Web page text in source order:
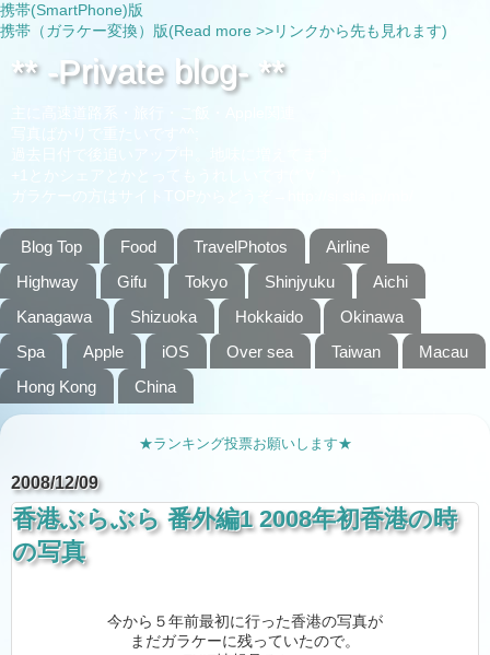
携帯(SmartPhone)版
携帯（ガラケー変換）版(Read more >>リンクから先も見れます)
** -Private blog- **
Blog Top Food TravelPhotos
Airline
Highway
Gifu Tokyo Shinjyuku
Aichi
Kanagawa
Shizuoka Hokkaido
Okinawa
Spa
Apple iOS Over sea Taiwan
Macau
Hong Kong
China
★ランキング投票お願いします★
2008/12/09
香港ぶらぶら 番外編1 2008年初香港の時
の写真
今から５年前最初に行った香港の写真が
まだガラケーに残っていたので。